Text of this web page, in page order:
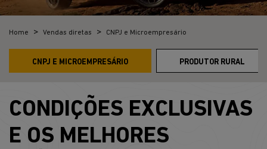
Home Vendas diretas CNPJ e Microempresário
CNPJ E MICROEMPRESÁRIO PRODUTOR RURAL
CONDIÇÕES EXCLUSIVAS
E OS MELHORES